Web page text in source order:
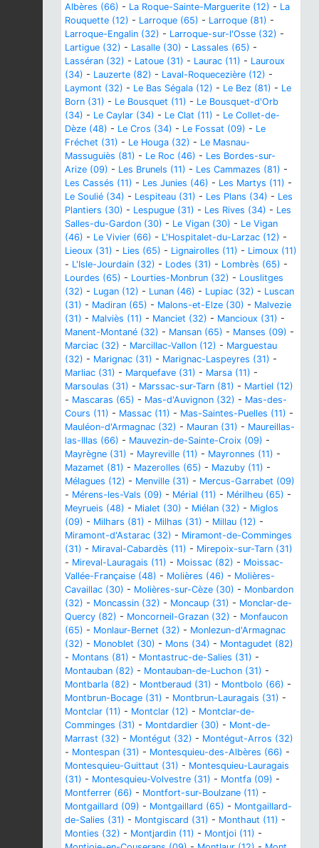
Albères (66) - La Roque-Sainte-Marguerite (12) - La
Rouquette (12) - Larroque (65) - Larroque (81) -
Larroque-Engalin (32) - Larroque-sur-l'Osse (32) -
Lartigue (32) - Lasalle (30) - Lassales (65) -
Lasséran (32) - Latoue (31) - Laurac (11) - Lauroux
(34) - Lauzerte (82) - Laval-Roquecezière (12) -
Laymont (32) - Le Bas Ségala (12) - Le Bez (81) - Le
Born (31) - Le Bousquet (11) - Le Bousquet-d'Orb
(34) - Le Caylar (34) - Le Clat (11) - Le Collet-de-
Dèze (48) - Le Cros (34) - Le Fossat (09) - Le
Fréchet (31) - Le Houga (32) - Le Masnau-
Massuguiès (81) - Le Roc (46) - Les Bordes-sur-
Arize (09) - Les Brunels (11) - Les Cammazes (81) -
Les Cassés (11) - Les Junies (46) - Les Martys (11) -
Le Soulié (34) - Lespiteau (31) - Les Plans (34) - Les
Plantiers (30) - Lespugue (31) - Les Rives (34) - Les
Salles-du-Gardon (30) - Le Vigan (30) - Le Vigan
(46) - Le Vivier (66) - L'Hospitalet-du-Larzac (12) -
Lieoux (31) - Lies (65) - Lignairolles (11) - Limoux (11)
- L'Isle-Jourdain (32) - Lodes (31) - Lombrès (65) -
Lourdes (65) - Lourties-Monbrun (32) - Louslitges
(32) - Lugan (12) - Lunan (46) - Lupiac (32) - Luscan
(31) - Madiran (65) - Malons-et-Elze (30) - Malvezie
(31) - Malviès (11) - Manciet (32) - Mancioux (31) -
Manent-Montané (32) - Mansan (65) - Manses (09) -
Marciac (32) - Marcillac-Vallon (12) - Marguestau
(32) - Marignac (31) - Marignac-Laspeyres (31) -
Marliac (31) - Marquefave (31) - Marsa (11) -
Marsoulas (31) - Marssac-sur-Tarn (81) - Martiel (12)
- Mascaras (65) - Mas-d'Auvignon (32) - Mas-des-
Cours (11) - Massac (11) - Mas-Saintes-Puelles (11) -
Mauléon-d'Armagnac (32) - Mauran (31) - Maureillas-
las-Illas (66) - Mauvezin-de-Sainte-Croix (09) -
Mayrègne (31) - Mayreville (11) - Mayronnes (11) -
Mazamet (81) - Mazerolles (65) - Mazuby (11) -
Mélagues (12) - Menville (31) - Mercus-Garrabet (09)
- Mérens-les-Vals (09) - Mérial (11) - Mérilheu (65) -
Meyrueis (48) - Mialet (30) - Miélan (32) - Miglos
(09) - Milhars (81) - Milhas (31) - Millau (12) -
Miramont-d'Astarac (32) - Miramont-de-Comminges
(31) - Miraval-Cabardès (11) - Mirepoix-sur-Tarn (31)
- Mireval-Lauragais (11) - Moissac (82) - Moissac-
Vallée-Française (48) - Molières (46) - Molières-
Cavaillac (30) - Molières-sur-Cèze (30) - Monbardon
(32) - Moncassin (32) - Moncaup (31) - Monclar-de-
Quercy (82) - Moncorneil-Grazan (32) - Monfaucon
(65) - Monlaur-Bernet (32) - Monlezun-d'Armagnac
(32) - Monoblet (30) - Mons (34) - Montagudet (82)
- Montans (81) - Montastruc-de-Salies (31) -
Montauban (82) - Montauban-de-Luchon (31) -
Montbarla (82) - Montberaud (31) - Montbolo (66) -
Montbrun-Bocage (31) - Montbrun-Lauragais (31) -
Montclar (11) - Montclar (12) - Montclar-de-
Comminges (31) - Montdardier (30) - Mont-de-
Marrast (32) - Montégut (32) - Montégut-Arros (32)
- Montespan (31) - Montesquieu-des-Albères (66) -
Montesquieu-Guittaut (31) - Montesquieu-Lauragais
(31) - Montesquieu-Volvestre (31) - Montfa (09) -
Montferrer (66) - Montfort-sur-Boulzane (11) -
Montgaillard (09) - Montgaillard (65) - Montgaillard-
de-Salies (31) - Montgiscard (31) - Monthaut (11) -
Monties (32) - Montjardin (11) - Montjoi (11) -